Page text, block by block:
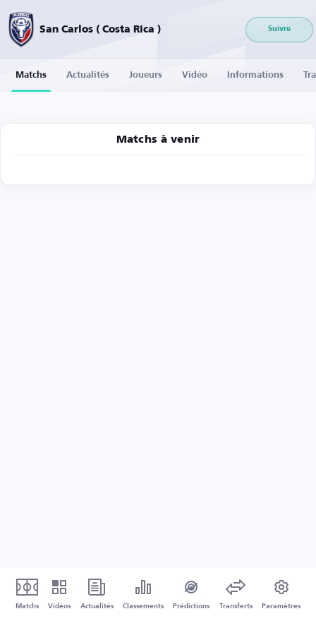
San Carlos ( Costa Rica ) Suivre
Matchs Actualités Joueurs Vidéo Informations
Matchs à venir
Matchs Vidéos Actualités Classements Prédictions Transferts Paramètres